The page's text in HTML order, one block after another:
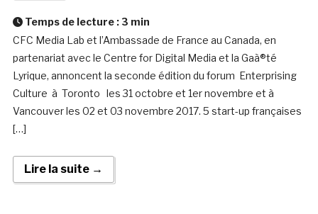
Temps de lecture : 3 min
CFC Media Lab et l’Ambassade de France au Canada, en
partenariat avec le Centre for Digital Media et la Gaà®té
Lyrique, annoncent la seconde édition du forum Enterprising
Culture à Toronto les 31 octobre et 1er novembre et à
Vancouver les 02 et 03 novembre 2017. 5 start-up françaises
[…]
Lire la suite →